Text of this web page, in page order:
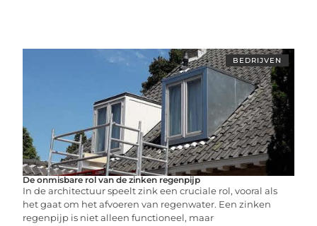
BEDRIJVEN
De onmisbare rol van de zinken regenpijp
In de architectuur speelt zink een cruciale rol, vooral als
het gaat om het afvoeren van regenwater. Een zinken
regenpijp is niet alleen functioneel, maar